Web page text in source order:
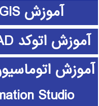
آموزش ArcGIS
آموزش اتوکد AUTOCAD
آموزش
Studio